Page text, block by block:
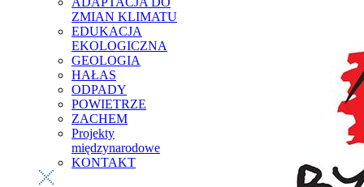
ZMIAN KLIMATU
EDUKACJA
EKOLOGICZNA
GEOLOGIA
HAŁAS
ODPADY
POWIETRZE
ZACHEM
Projekty
międzynarodowe
KONTAKT